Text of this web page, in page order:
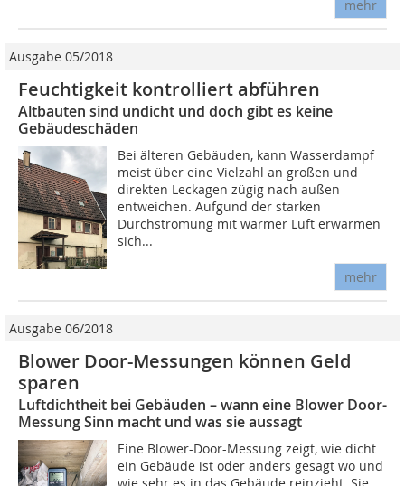
mehr
Ausgabe 05/2018
Feuchtigkeit kontrolliert abführen
Altbauten sind undicht und doch gibt es keine
Gebäudeschäden
Bei älteren Gebäuden, kann Wasserdampf
meist über eine Vielzahl an großen und
direkten Leckagen zügig nach außen
entweichen. Aufgund der starken
Durchströmung mit warmer Luft erwärmen
sich...
mehr
Ausgabe 06/2018
Blower Door-Messungen können Geld
sparen
Luftdichtheit bei Gebäuden – wann eine Blower Door-
Messung Sinn macht und was sie aussagt
Eine Blower-Door-Messung zeigt, wie dicht
ein Gebäude ist oder anders gesagt wo und